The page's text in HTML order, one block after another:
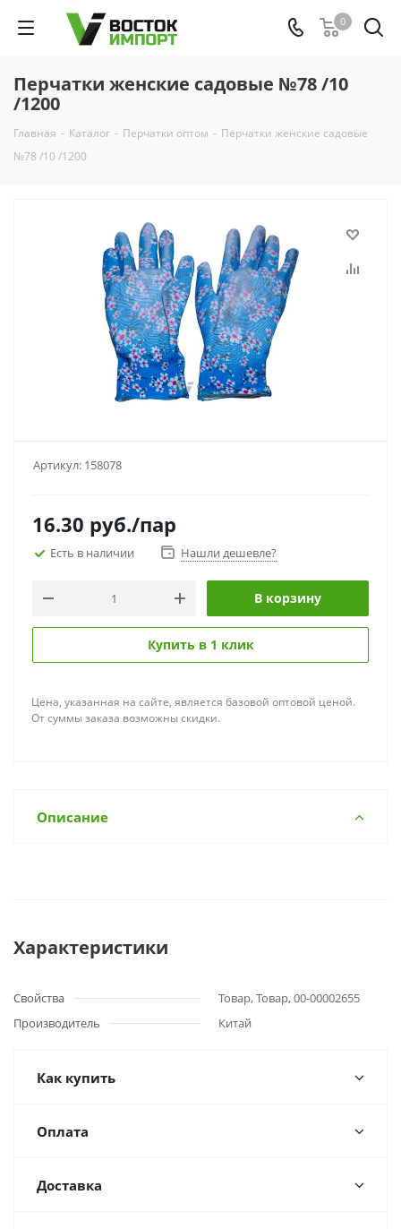
0
Перчатки женские садовые №78 /10
/1200
Главная - Каталог - Перчатки оптом - Перчатки женские садовые
№78 /10 /1200
Артикул: 158078
16.30 руб./пар
Есть в наличии Нашли дешевле?
В корзину
Купить в 1 клик
Цена, указанная на сайте, является базовой оптовой ценой.
От суммы заказа возможны скидки.
Описание
Характеристики
Свойства
Товар, Товар, 00-00002655
Производитель
Китай
Как купить
Оплата
Доставка